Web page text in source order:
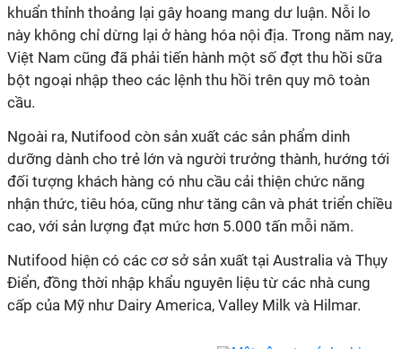
khuẩn thỉnh thoảng lại gây hoang mang dư luận. Nỗi lo
này không chỉ dừng lại ở hàng hóa nội địa. Trong năm nay,
Việt Nam cũng đã phải tiến hành một số đợt thu hồi sữa
bột ngoại nhập theo các lệnh thu hồi trên quy mô toàn
cầu.
Ngoài ra, Nutifood còn sản xuất các sản phẩm dinh
dưỡng dành cho trẻ lớn và người trưởng thành, hướng tới
đối tượng khách hàng có nhu cầu cải thiện chức năng
nhận thức, tiêu hóa, cũng như tăng cân và phát triển chiều
cao, với sản lượng đạt mức hơn 5.000 tấn mỗi năm.
Nutifood hiện có các cơ sở sản xuất tại Australia và Thụy
Điển, đồng thời nhập khẩu nguyên liệu từ các nhà cung
cấp của Mỹ như Dairy America, Valley Milk và Hilmar.